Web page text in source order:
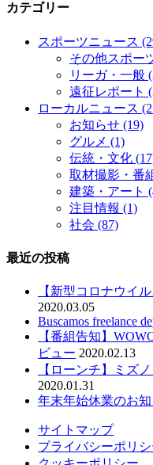
カテゴリー
スポーツニュース
その他スポー
リーガ・一般
遠征レポート
ローカルニュース
お知らせ (19)
グルメ (1)
伝統・文化
取材撮影・番
建築・アート
注目情報 (1)
社会 (87)
最近の投稿
【新型コロナウイ
2020.03.05
Buscamos freelance
【番組告知】
ビュー 2020.02.13
【ローンチ】ミズ
2020.01.31
年末年始休業のお
サイトマップ
プライバシーポリシ